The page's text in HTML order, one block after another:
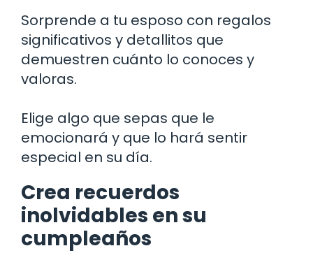
Sorprende a tu esposo con regalos
significativos y detallitos que
demuestren cuánto lo conoces y
valoras.
Elige algo que sepas que le
emocionará y que lo hará sentir
especial en su día.
Crea recuerdos
inolvidables en su
cumpleaños